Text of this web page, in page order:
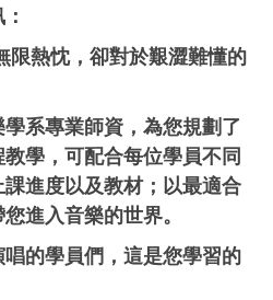
限熱忱，卻對於艱澀難懂的
系專業師資，為您規劃了
學， 可配合每位學員不同
進度以及教材；以最適合
進入音樂的世界。
的學員們，這是您學習的